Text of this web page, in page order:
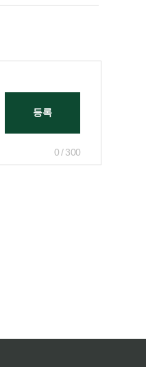
0 / 300